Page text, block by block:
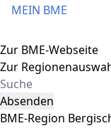
MEIN BME
Toggle navigation
Zur BME-Webseite
Zur
Absenden
BME-Region